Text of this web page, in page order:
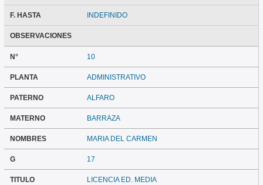
F. HASTA INDEFINIDO
OBSERVACIONES
N° 10
PLANTA ADMINISTRATIVO
PATERNO ALFARO
MATERNO BARRAZA
NOMBRES MARIA DEL CARMEN
G 17
TITULO LICENCIA ED. MEDIA